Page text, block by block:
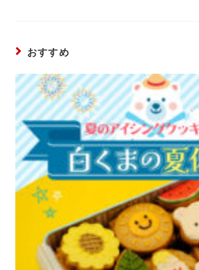
おすすめ